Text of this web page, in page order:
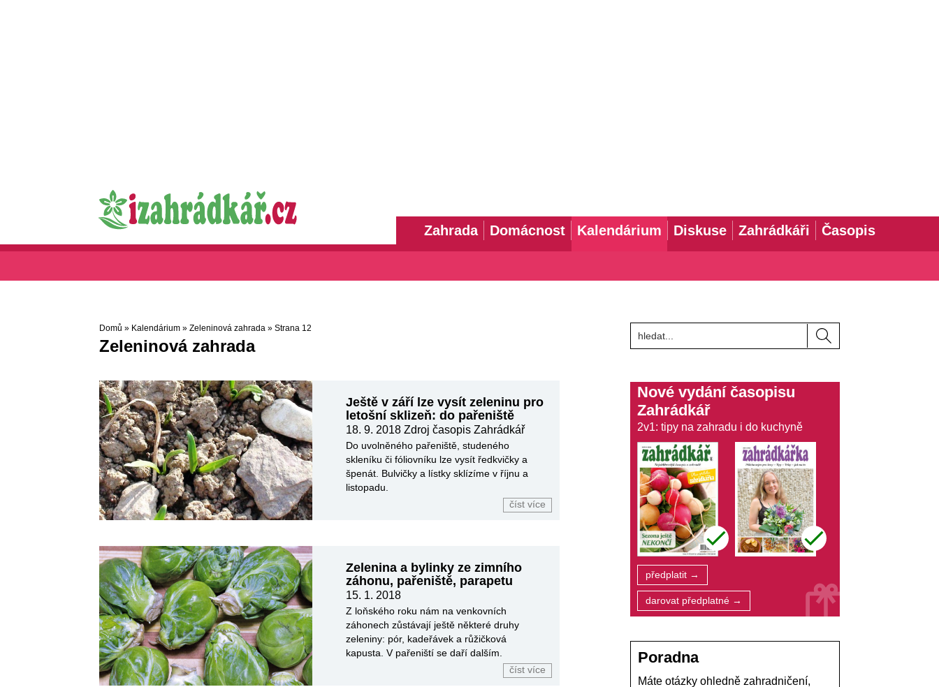
Zahrada Domácnost Kalendárium Diskuse Zahrádkáři Časopis
Domů » Kalendárium » Zeleninová zahrada » Strana 12
Zeleninová zahrada
Ještě v září lze vysít zeleninu pro
letošní sklizeň: do pařeniště
18. 9. 2018Zdroj časopis Zahrádkář
Do uvolněného pařeniště, studeného
skleníku či fóliovníku lze vysít ředkvičky a
špenát. Bulvičky a lístky sklízíme v říjnu a
listopadu.
číst více
Zelenina a bylinky ze zimního
záhonu, pařeniště, parapetu
15. 1. 2018
Z loňského roku nám na venkovních
záhonech zůstávají ještě některé druhy
zeleniny: pór, kadeřávek a růžičková
kapusta. V pařeniští se daří dalším.
číst více
Nové vydání časopisu
Zahrádkář
2v1: tipy na zahradu i do kuchyně
předplatit →
darovat předplatné →
Poradna
Máte otázky ohledně zahradničení,